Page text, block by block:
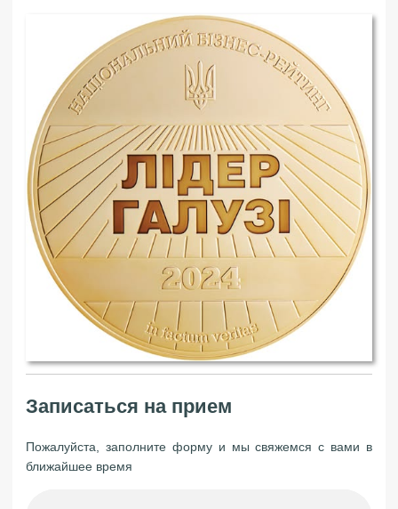
Записаться на прием
Пожалуйста, заполните форму и мы свяжемся с вами в
ближайшее время